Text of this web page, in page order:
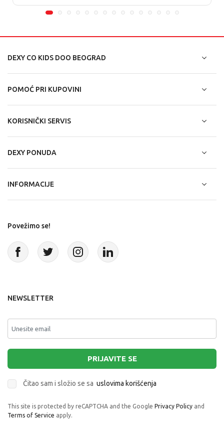
DEXY CO KIDS DOO BEOGRAD
POMOĆ PRI KUPOVINI
KORISNIČKI SERVIS
DEXY PONUDA
INFORMACIJE
Povežimo se!
NEWSLETTER
PRIJAVITE SE
Čitao sam i složio se sa uslovima korišćenja
This site is protected by reCAPTCHA and the Google Privacy Policy and
Terms of Service apply.